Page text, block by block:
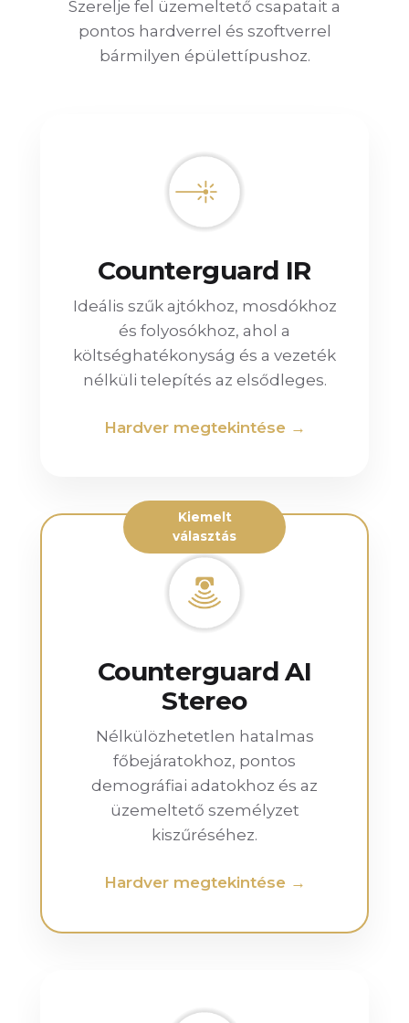
Szerelje fel üzemeltető csapatait a
pontos hardverrel és szoftverrel
bármilyen épülettípushoz.
Counterguard IR
Ideális szűk ajtókhoz, mosdókhoz
és folyosókhoz, ahol a
költséghatékonyság és a vezeték
nélküli telepítés az elsődleges.
Hardver megtekintése →
Kiemelt
választás
Counterguard AI
Stereo
Nélkülözhetetlen hatalmas
főbejáratokhoz, pontos
demográfiai adatokhoz és az
üzemeltető személyzet
kiszűréséhez.
Hardver megtekintése →